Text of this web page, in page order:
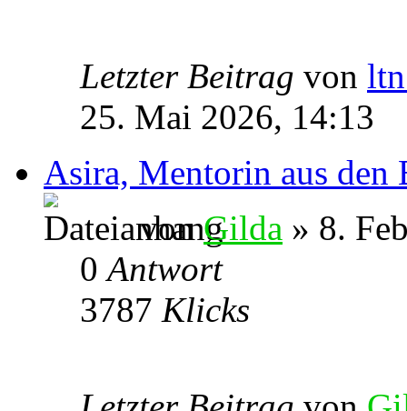
Letzter Beitrag von
25. Mai 2026, 14:13
Asira, Mentorin aus den
vonGilda » 8.
0Antwort
3787 Klicks